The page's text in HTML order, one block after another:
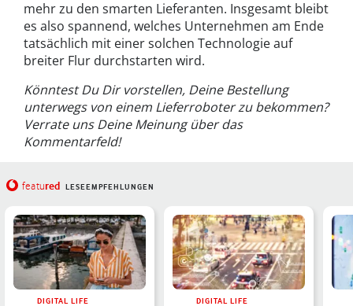
mehr zu den smarten Lieferanten. Insgesamt bleibt
es also spannend, welches Unternehmen am Ende
tatsächlich mit einer solchen Technologie auf
breiter Flur durchstarten wird.
Könntest Du Dir vorstellen, Deine Bestellung
unterwegs von einem Lieferroboter zu bekommen?
Verrate uns Deine Meinung über das
Kommentarfeld!
featured LESEEMPFEHLUNGEN
DIGITAL LIFE DIGITAL LIFE